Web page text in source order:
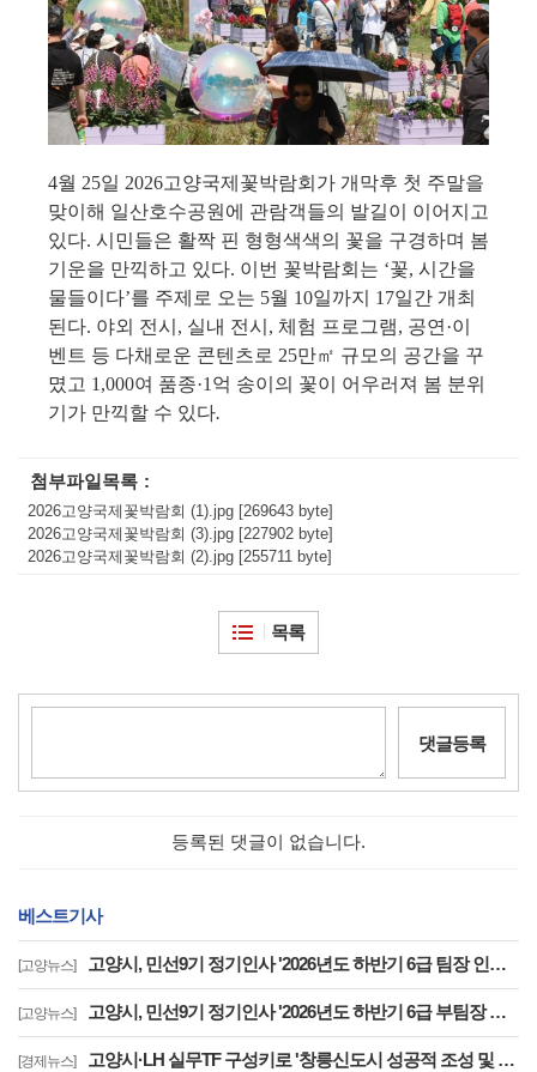
4월 25일 2026고양국제꽃박람회가 개막후 첫 주말을
맞이해 일산호수공원에 관람객들의 발길이 이어지고
있다. 시민들은 활짝 핀 형형색색의 꽃을 구경하며 봄
기운을 만끽하고 있다. 이번 꽃박람회는 ‘꽃, 시간을
물들이다’를 주제로 오는 5월 10일까지 17일간 개최
된다. 야외 전시 , 실내 전시 , 체험 프로그램, 공연 ·이
벤트 등 다채로운 콘텐츠로 25만㎡ 규모의 공간을 꾸
몄고 1,000여 품종·1 억 송이의 꽃이 어우러져 봄 분위
기가 만끽할 수 있다.
첨부파일목록
2026고양국제꽃박람회 (1).jpg [269643 byte]
2026고양국제꽃박람회 (3).jpg [227902 byte]
2026고양국제꽃박람회 (2).jpg [255711 byte]
목록
댓글등록
등록된 댓글이 없습니다.
베스트기사
[고양뉴스] 고양시, 민선9기 정기인사 '2026년도 하반기 6급 팀장 인사발령 사항'
[고양뉴스] 고양시, 민선9기 정기인사 '2026년도 하반기 6급 부팀장 이하 인사발령 사항'
[경제뉴스] 고양시·LH 실무TF 구성키로 '창릉신도시 성공적 조성 및 자족기능 강화 협력'